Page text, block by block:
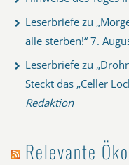
Leserbriefe zu
alle sterben!“ 7.
Leserbriefe zu
Steckt das „Celler
Redaktion
Relevante